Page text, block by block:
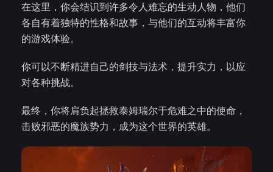
在这里，你会结识到许多令人难忘的生动人物，他们
各自有着独特的性格和故事，与他们的互动将丰富你
的游戏体验。
你可以不断精进自己的剑技与法术，提升实力，以应
对各种挑战。
最终，你将肩负起拯救泰姆瑞尔于危难之中的使命，
击败邪恶的魔族势力，成为这个世界的英雄。